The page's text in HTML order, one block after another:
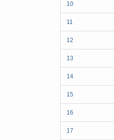
10
11
12
13
14
15
16
17